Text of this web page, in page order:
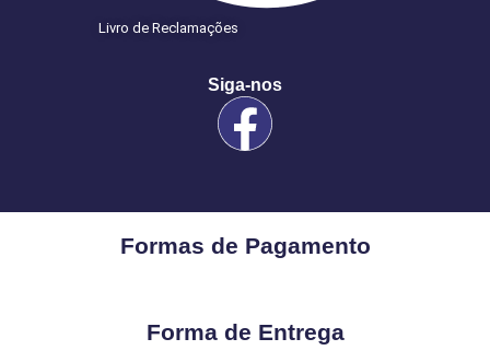
Livro de Reclamações
Siga-nos
Formas de Pagamento
Forma de Entrega